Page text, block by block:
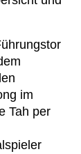
im
Tah per